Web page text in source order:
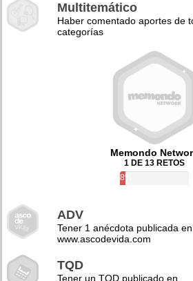
Multitemático
Haber comentado aportes de
categorías
Memondo
1 DE 13 RETOS
8%
ADV
Tener 1 anécdota publicada en
www.ascodevida.com
TQD
Tener un TQD publicado en